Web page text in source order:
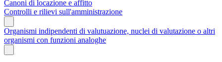
Canoni di locazione e affitto
Controlli e rilievi sull'amministrazione
Organismi indipendenti di valutuazione, nuclei di valutazione o altri
organismi con funzioni analoghe